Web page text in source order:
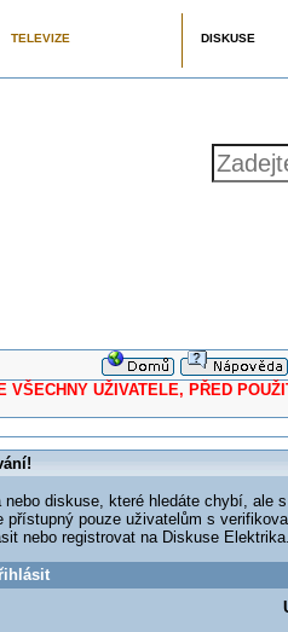
TELEVIZE DISKUSE
UŽIVATELE, PŘED
nebo diskuse, které hledáte chybí, ale
přístupný pouze uživatelům s
nebo registrovat na Diskuse